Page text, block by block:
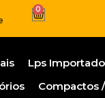
0
Lps
Compactos